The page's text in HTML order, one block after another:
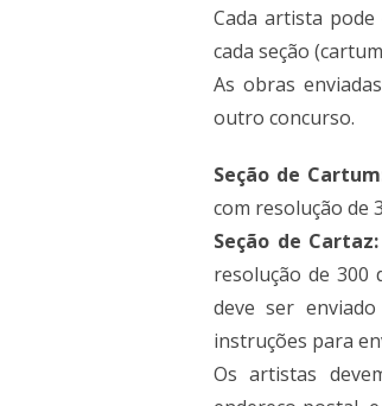
Cada artista
cada seção
As obras
outro concurso.
Seção de
com resolução de
Seção de Cartaz:
resolução de 300
deve ser
instruções para
Os artistas